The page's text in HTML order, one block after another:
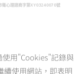
心理諮商字第XY03240070號​​
用"Cookies"記錄與
續使用網站，即表明